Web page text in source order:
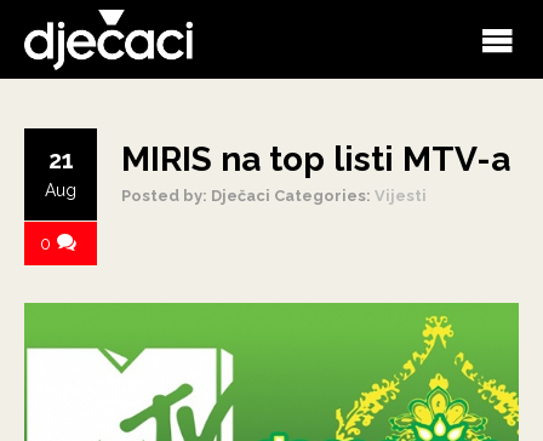
MIRIS na top listi MTV-a
Posted by: Dječaci Categories: Vijesti
21
Aug
0